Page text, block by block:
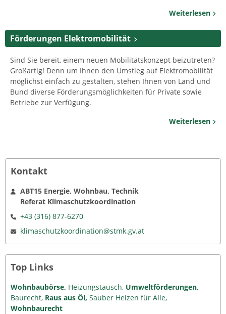
Weiterlesen
Förderungen Elektromobilität
Sind Sie bereit, einem neuen Mobilitätskonzept beizutreten?
Großartig! Denn um Ihnen den Umstieg auf Elektromobilität
möglichst einfach zu gestalten, stehen Ihnen von Land und
Bund diverse Förderungsmöglichkeiten für Private sowie
Betriebe zur Verfügung.
Weiterlesen
Kontakt
ABT15 Energie, Wohnbau, Technik
Referat Klimaschutzkoordination
+43 (316) 877-6270
klimaschutzkoordination@stmk.gv.at
Top Links
Wohnbaubörse, Heizungstausch, Umweltförderungen,
Baurecht, Raus aus Öl, Sauber Heizen für Alle,
Wohnbaurecht